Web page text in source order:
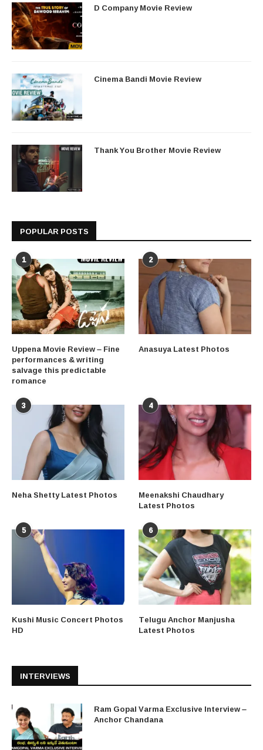
D Company Movie Review
Cinema Bandi Movie Review
Thank You Brother Movie Review
POPULAR POSTS
1
Uppena Movie Review – Fine
performances & writing
salvage this predictable
romance
2
Anasuya Latest Photos
3
Neha Shetty Latest Photos
4
Meenakshi Chaudhary
Latest Photos
5
Kushi Music Concert Photos
HD
6
Telugu Anchor Manjusha
Latest Photos
INTERVIEWS
Ram Gopal Varma Exclusive Interview –
Anchor Chandana